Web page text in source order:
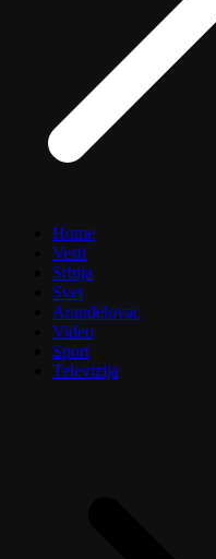
Home
Vesti
Srbija
Svet
Aranđelovac
Video
Sport
Televizija